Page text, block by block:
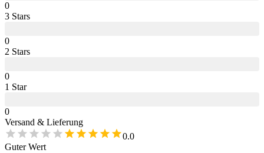
0
3 Stars
0
2 Stars
0
1 Star
0
Versand & Lieferung
0.0
Guter Wert